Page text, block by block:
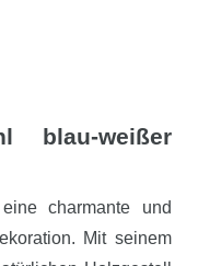
blau-weißer
charmante und
Mit seinem